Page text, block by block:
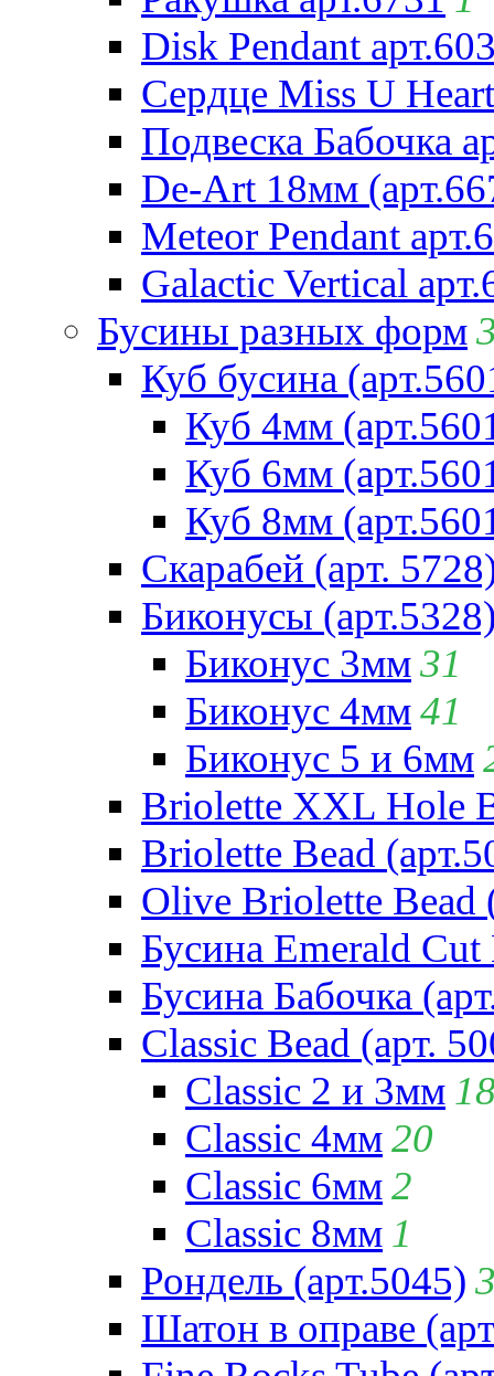
Disk Pendant
Сердце Miss U
Подвеска Бабочка
De-Art 18мм
Meteor Pendant
Galactic Vertical
Бусины разных форм
Куб бусина
Куб 4мм
Куб 6мм
Куб 8мм
Скарабей (арт.
Биконусы
Биконус 3мм31
Биконус 4мм41
Биконус 5 и 6мм
Briolette XXL Hole
Briolette Bead
Olive Briolette Bead
Бусина Emerald Cut
Бусина Бабочка
Classic Bead (арт.
Classic 2 и 3мм
Classic 4мм20
Classic 6мм2
Classic 8мм 1
Рондель (арт.5045)
Шатон в оправе